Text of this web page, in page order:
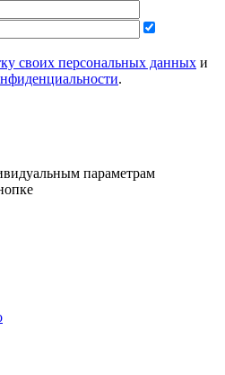
своих персональных данных и
.
параметрам